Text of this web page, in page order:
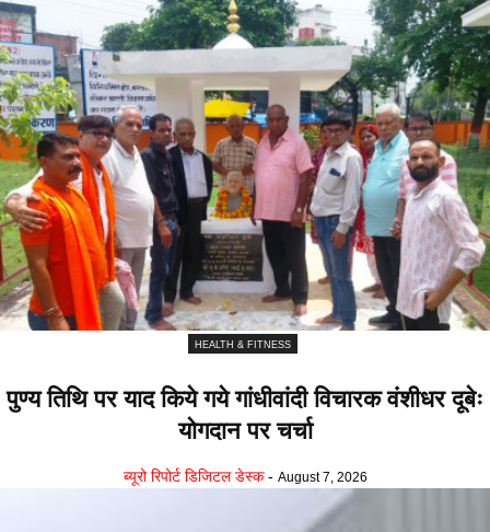
HEALTH & FITNESS
पुण्य तिथि पर याद किये गये गांधीवांदी विचारक वंशीधर दूबेः
योगदान पर चर्चा
ब्यूरो रिपोर्ट डिजिटल डेस्क - August 7, 2026